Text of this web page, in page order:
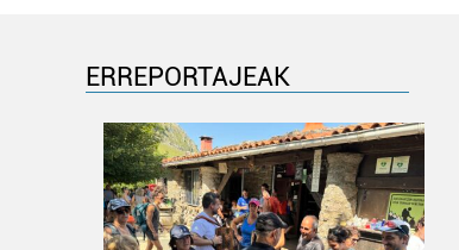
ERREPORTAJEAK